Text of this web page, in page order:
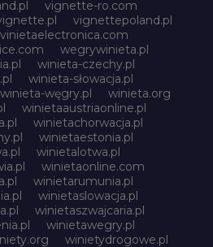
vignette-ro.com
vignettepoland.pl
vinietaelectronica.com
wegrywinieta.pl
winieta-czechy.pl
winieta-słowacja.pl
winieta-węgry.pl
winieta.org
winietaaustriaonline.pl
winietachorwacja.pl
winietaestonia.pl
winietalotwa.pl
winietaonline.com
winietarumunia.pl
winietaslowacja.pl
winietaszwajcaria.pl
winietawegry.pl
winietydrogowe.pl